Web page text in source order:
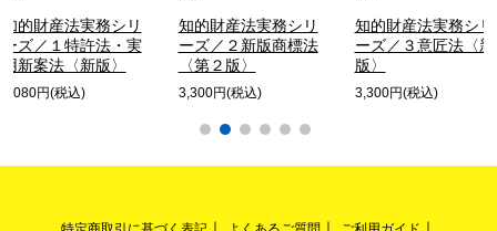
知的財産法実務シリ
ーズ／１特許法・実
用新案法〈新版〉
3,080円(税込)
知的財産法実務シリ
ーズ／２新版商標法
〈第２版〉
3,300円(税込)
知的財産法実務シリ
ーズ／３意匠法〈新
版〉
3,300円(税込)